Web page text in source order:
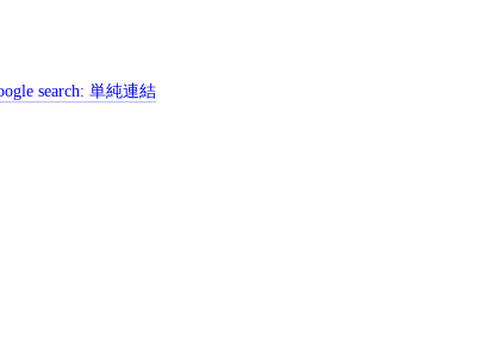
search:単純連結